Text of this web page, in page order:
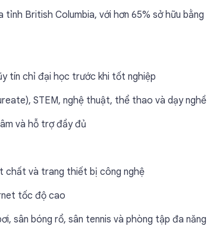
British Columbia, với hơn 65% sở hữu bằng
tín chỉ đại học trước khi tốt nghiệp
STEM, nghệ thuật, thể thao và dạy nghề
và hỗ trợ đầy đủ
chất và trang thiết bị công nghệ
tốc độ cao
sân bóng rổ, sân tennis và phòng tập đa năng